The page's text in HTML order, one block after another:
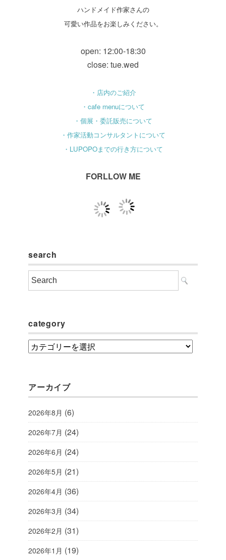
ハンドメイド作家さんの
可愛い作品をお楽しみください。
open: 12:00-18:30
close: tue.wed
・店内のご紹介
・cafe menuについて
・個展・委託販売について
・作家活動コンサルタントについて
・LUPOPOまでの行き方について
FORLLOW ME
search
category
category
アーカイブ
2026年8月 (6)
2026年7月 (24)
2026年6月 (24)
2026年5月 (21)
2026年4月 (36)
2026年3月 (34)
2026年2月 (31)
2026年1月 (19)